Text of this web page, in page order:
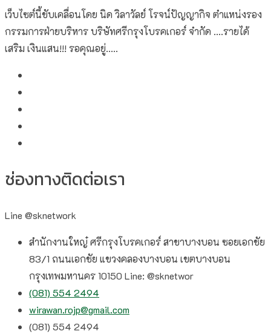
เว็บไซต์นี้ขับเคลื่อนโดย นิด วิลาวัลย์​ โรจน์ปัญญากิจ ตำแหน่งรอง
กรรมการฝ่ายบริหาร บริษัทศรีกรุงโบรคเกอร์ จำกัด ....รายได้
เสริม เงินแสน!!! รอคุณอยู่.....
ช่องทางติดต่อเรา
Line @sknetwork
สำนักงานใหญ๋ ศรีกรุงโบรคเกอร์ สาขาบางบอน ซอยเอกชัย
83/1 ถนนเอกชัย แขวงคลองบางบอน เขตบางบอน
กรุงเทพมหานคร 10150 Line: @sknetwor
(081) 554 2494​
wirawan.rojp@gmail.com
(081) 554 2494​